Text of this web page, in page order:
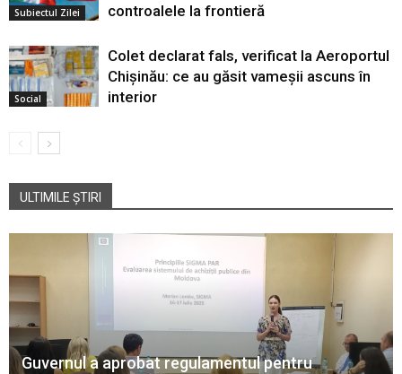
Subiectul Zilei
controalele la frontieră
Social
Colet declarat fals, verificat la Aeroportul
Chișinău: ce au găsit vameșii ascuns în
interior
ULTIMILE ȘTIRI
Guvernul a aprobat regulamentul pentru